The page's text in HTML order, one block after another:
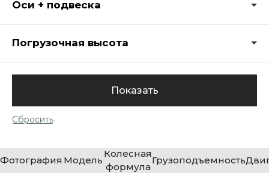
Оси + подвеска
Погрузочная высота
Фотография Модель
Колесная
формула
Грузоподъемность